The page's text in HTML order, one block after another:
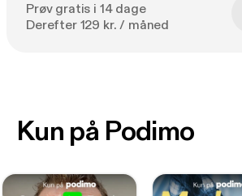
Prøv gratis i 14 dage
Derefter 129 kr. / måned
Kun på Podimo